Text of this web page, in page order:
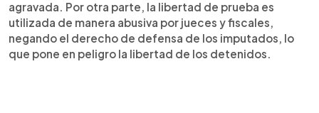
agravada. Por otra parte, la libertad de prueba es
utilizada de manera abusiva por jueces y fiscales,
negando el derecho de defensa de los imputados, lo
que pone en peligro la libertad de los detenidos.